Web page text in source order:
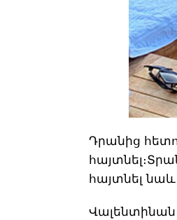
Դրանից հետո
հայտնել նաև
Վալենտինան